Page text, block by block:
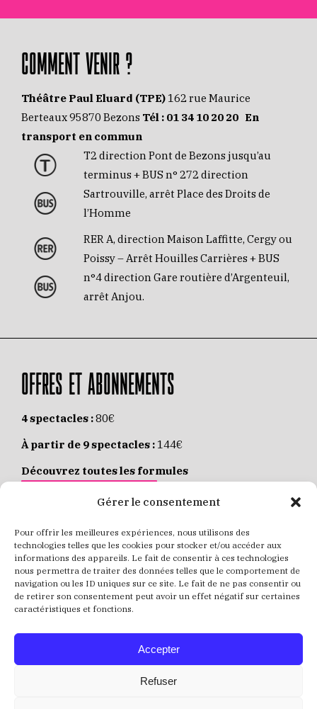
Gérer le consentement
Pour offrir les meilleures expériences, nous utilisons des
technologies telles que les cookies pour stocker et/ou accéder aux
informations des appareils. Le fait de consentir à ces technologies
nous permettra de traiter des données telles que le comportement de
navigation ou les ID uniques sur ce site. Le fait de ne pas consentir ou
de retirer son consentement peut avoir un effet négatif sur certaines
caractéristiques et fonctions.
Accepter
Refuser
COMMENT VENIR ?
Théâtre Paul Eluard (TPE) 162 rue Maurice
Berteaux 95870 Bezons Tél : 01 34 10 20 20 En
transport en commun
T2 direction Pont de Bezons jusqu’au
terminus + BUS n° 272 direction
Sartrouville, arrêt Place des Droits de
l’Homme
RER A, direction Maison Laffitte, Cergy ou
Poissy – Arrêt Houilles Carrières + BUS
n°4 direction Gare routière d’Argenteuil,
arrêt Anjou.
OFFRES ET ABONNEMENTS
4 spectacles :80€
À partir de 9 spectacles : 144€
Découvrez toutes les formules
JE M’ABONNE EN LIGNE
Places individuelles :de 8 à 35€
Achetez vos places
JE RÉSERVE MES PLACES